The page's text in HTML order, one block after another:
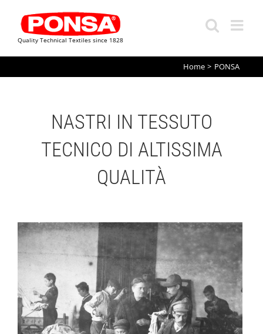
Skip
Quality Technical Textiles since 1828
Home PONSA
NASTRI IN TESSUTO
TECNICO DI ALTISSIMA
QUALITÀ